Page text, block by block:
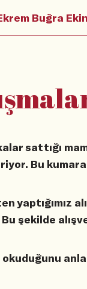
Buğra
sattığı
Bu
yaptığımız
şekilde